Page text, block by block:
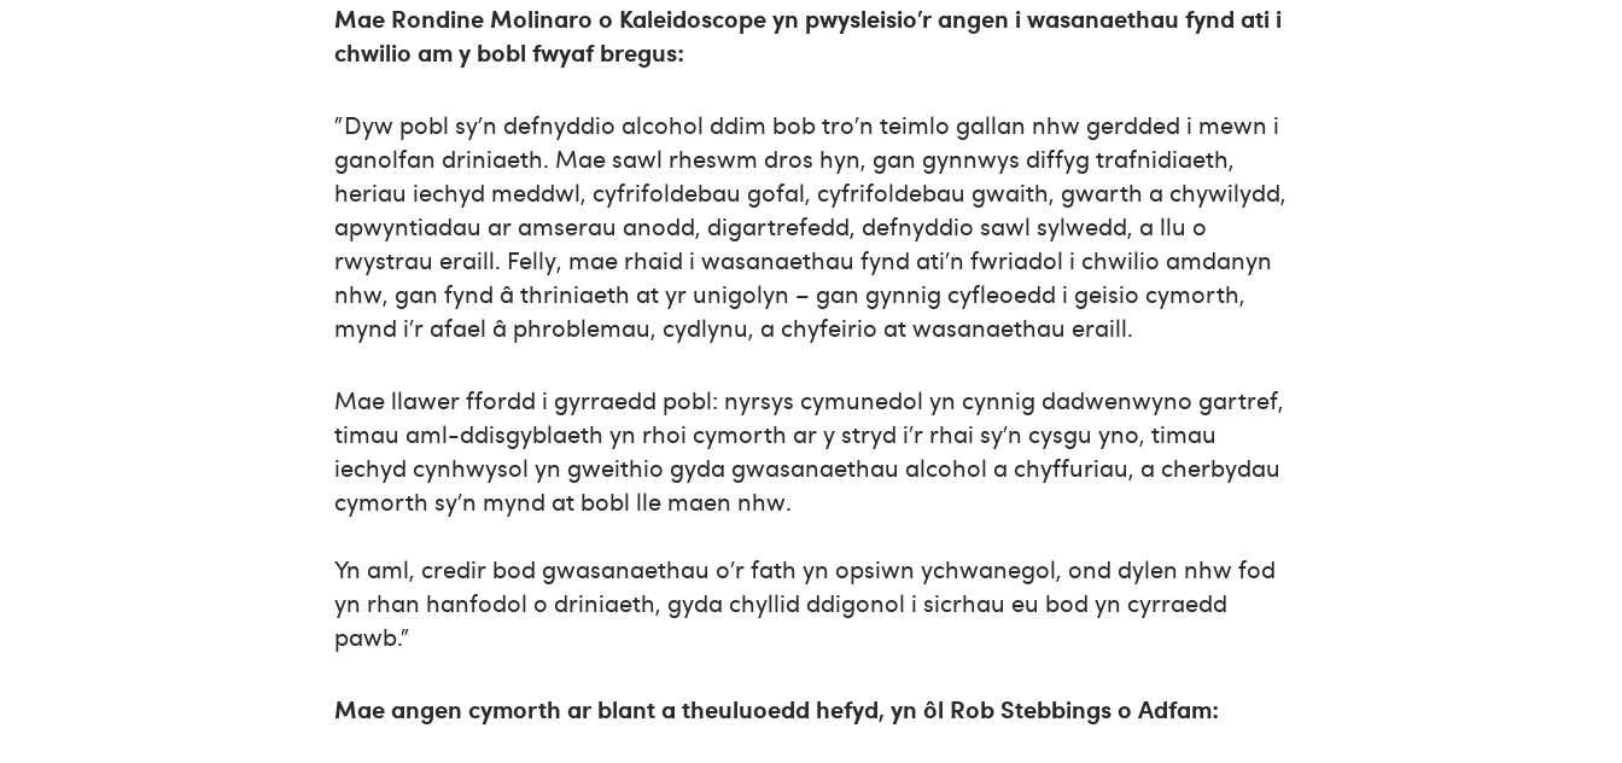
Mae Rondine Molinaro o Kaleidoscope yn pwysleisio’r angen i wasanaethau fynd ati i
chwilio am y bobl fwyaf bregus:
"Dyw pobl sy’n defnyddio alcohol ddim bob tro’n teimlo gallan nhw gerdded i mewn i
ganolfan driniaeth. Mae sawl rheswm dros hyn, gan gynnwys diffyg trafnidiaeth,
heriau iechyd meddwl, cyfrifoldebau gofal, cyfrifoldebau gwaith, gwarth a chywilydd,
apwyntiadau ar amserau anodd, digartrefedd, defnyddio sawl sylwedd, a llu o
rwystrau eraill. Felly, mae rhaid i wasanaethau fynd ati’n fwriadol i chwilio amdanyn
nhw, gan fynd â thriniaeth at yr unigolyn – gan gynnig cyfleoedd i geisio cymorth,
mynd i’r afael â phroblemau, cydlynu, a chyfeirio at wasanaethau eraill.
Mae llawer ffordd i gyrraedd pobl: nyrsys cymunedol yn cynnig dadwenwyno gartref,
timau aml-ddisgyblaeth yn rhoi cymorth ar y stryd i’r rhai sy’n cysgu yno, timau
iechyd cynhwysol yn gweithio gyda gwasanaethau alcohol a chyffuriau, a cherbydau
cymorth sy’n mynd at bobl lle maen nhw.
Yn aml, credir bod gwasanaethau o’r fath yn opsiwn ychwanegol, ond dylen nhw fod
yn rhan hanfodol o driniaeth, gyda chyllid ddigonol i sicrhau eu bod yn cyrraedd
pawb."
Mae angen cymorth ar blant a theuluoedd hefyd, yn ôl Rob Stebbings o Adfam: